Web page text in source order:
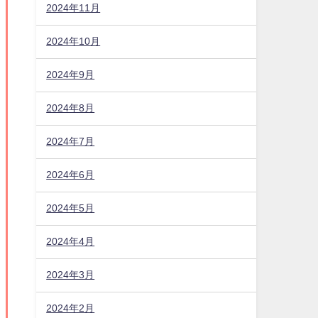
2024年11月
2024年10月
2024年9月
2024年8月
2024年7月
2024年6月
2024年5月
2024年4月
2024年3月
2024年2月